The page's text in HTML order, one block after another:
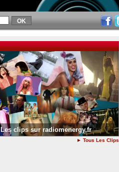
Les clips sur radiomenergy.fr
► Tous Les Clips